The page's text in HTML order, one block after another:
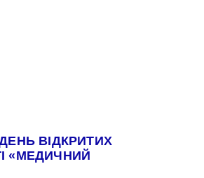
ВІДКРИТИХ
«МЕДИЧНИЙ